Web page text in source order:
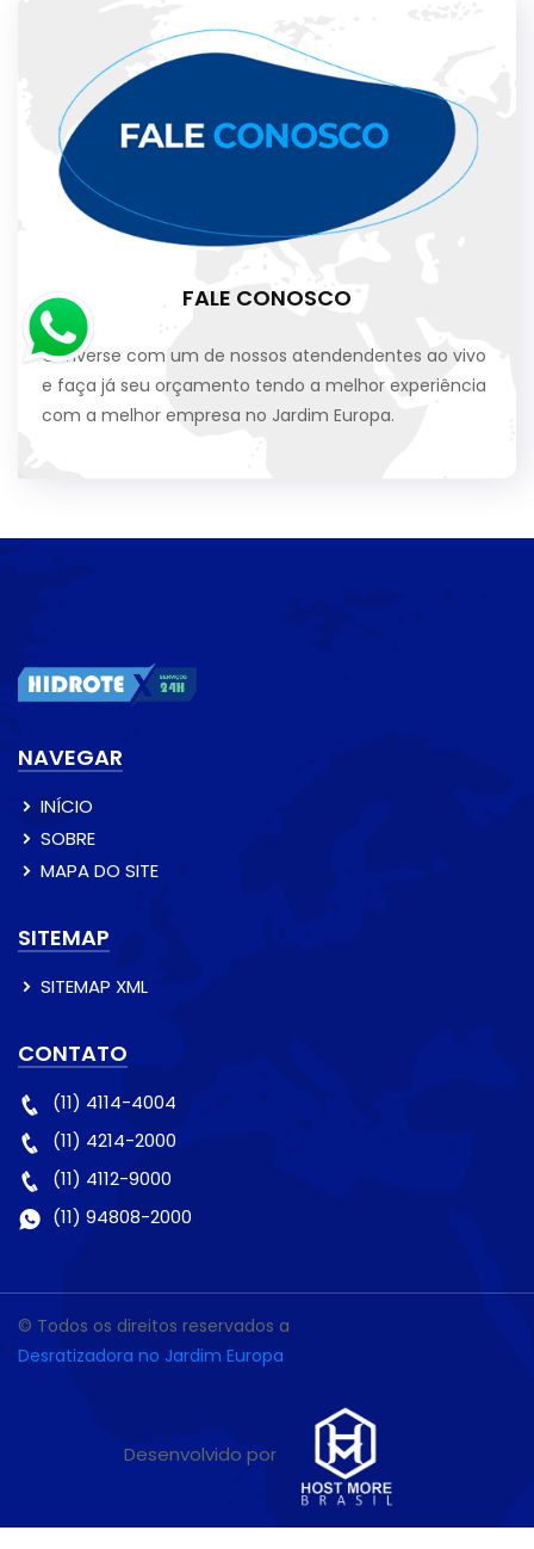
FALE CONOSCO
Converse com um de nossos atendendentes ao vivo
e faça já seu orçamento tendo a melhor experiência
com a melhor empresa no Jardim Europa.
NAVEGAR
INÍCIO
SOBRE
MAPA DO SITE
SITEMAP
SITEMAP XML
CONTATO
(11) 4114-4004
(11) 4214-2000
(11) 4112-9000
(11) 94808-2000
© Todos os direitos reservados a
Desratizadora no Jardim Europa
Desenvolvido por